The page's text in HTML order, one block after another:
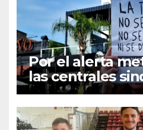
Por el alerta
las centrales
suspendieron
contra la Ley de
Mar del Plata